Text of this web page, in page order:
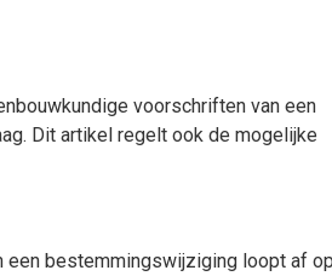
voorschriften van een
Dit artikel regelt ook de mogelijke
een bestemmingswijziging loopt af